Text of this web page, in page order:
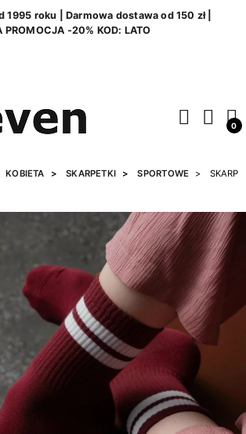
1995 roku | Darmowa dostawa od 150 zł |
PROMOCJA -20% KOD: LATO
0
KOBIETA SKARPETKI SPORTOWE